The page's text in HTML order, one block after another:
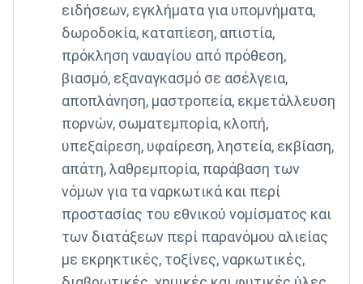
ειδήσεων, εγκλήματα για υπομνήματα,
δωροδοκία, καταπίεση, απιστία,
πρόκληση ναυαγίου από πρόθεση,
βιασμό, εξαναγκασμό σε ασέλγεια,
αποπλάνηση, μαστροπεία, εκμετάλλευση
πορνών, σωματεμπορία, κλοπή,
υπεξαίρεση, υφαίρεση, ληστεία, εκβίαση,
απάτη, λαθρεμπορία, παράβαση των
νόμων για τα ναρκωτικά και περί
προστασίας του εθνικού νομίσματος και
των διατάξεων περί παρανόμου αλιείας
με εκρηκτικές, τοξίνες, ναρκωτικές,